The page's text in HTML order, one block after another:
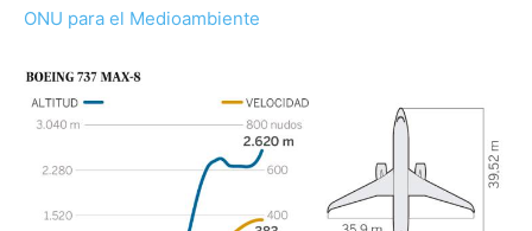
ONU para el Medioambiente